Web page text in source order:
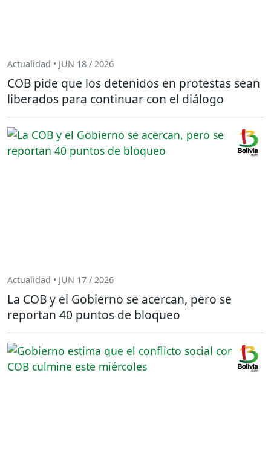
Actualidad • JUN 18 / 2026
COB pide que los detenidos en protestas sean
liberados para continuar con el diálogo
Actualidad • JUN 17 / 2026
La COB y el Gobierno se acercan, pero se
reportan 40 puntos de bloqueo